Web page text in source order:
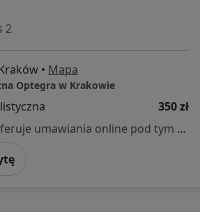
2
• Mapa
Optegra w Krakowie
350 zł
Specjalista nie oferuje umawiania online pod tym adresem.